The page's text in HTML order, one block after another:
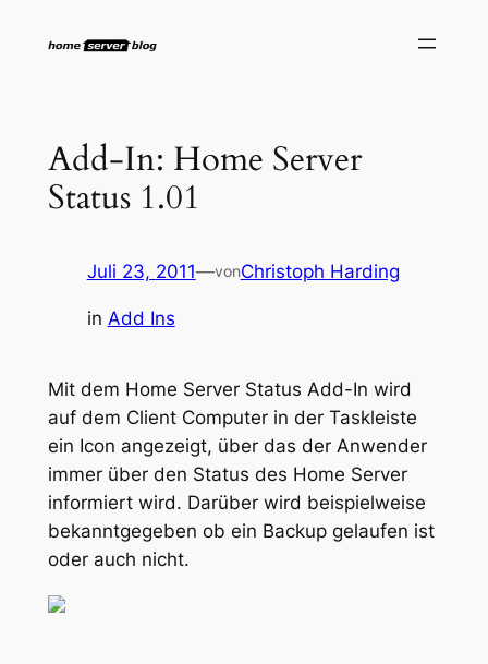
Inhalt
Add-In: Home Server
Status 1.01
Juli 23, 2011—vonChristoph Harding
in Add Ins
Mit dem Home Server Status Add-In wird
auf dem Client Computer in der Taskleiste
ein Icon angezeigt, über das der Anwender
immer über den Status des Home Server
informiert wird. Darüber wird beispielweise
bekanntgegeben ob ein Backup gelaufen ist
oder auch nicht.